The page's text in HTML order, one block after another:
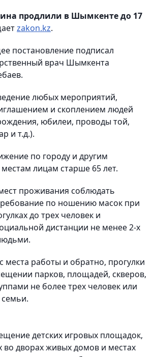
продлили в Шымкенте до 17
zakon.kz.
постановление подписал
врач Шымкента
любых мероприятий,
и скоплением людей
юбилеи, проводы той,
и т.д.).
по городу и другим
лицам старше 65 лет.
проживания соблюдать
по ношению масок при
до трех человек и
дистанции не менее 2-х
места работы и обратно, прогулки
парков, площадей, скверов,
не более трех человек или
детских игровых площадок,
дворах живых домов и местах